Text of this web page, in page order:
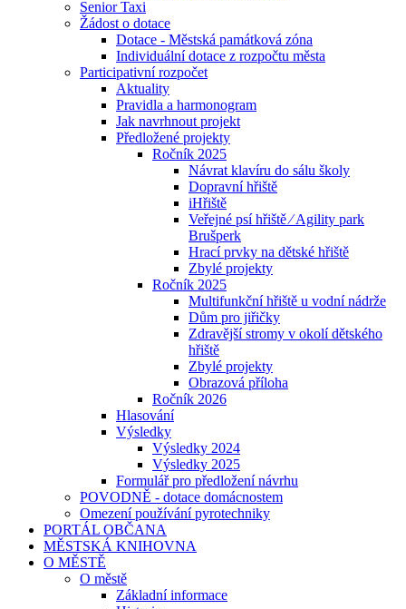
Senior Taxi
Žádost o dotace
Dotace - Městská památková zóna
Individuální dotace z rozpočtu města
Participativní rozpočet
Aktuality
Pravidla a harmonogram
Jak navrhnout projekt
Předložené projekty
Ročník 2025
Návrat klavíru do sálu školy
Dopravní hřiště
iHřiště
Veřejné psí hřiště ⁄ Agility park
Brušperk
Hrací prvky na dětské hřiště
Zbylé projekty
Ročník 2025
Multifunkční hřiště u vodní nádrže
Dům pro jiřičky
Zdravější stromy v okolí dětského
hřiště
Zbylé projekty
Obrazová příloha
Ročník 2026
Hlasování
Výsledky
Výsledky 2024
Výsledky 2025
Formulář pro předložení návrhu
POVODNĚ - dotace domácnostem
Omezení používání pyrotechniky
PORTÁL OBČANA
MĚSTSKÁ KNIHOVNA
O MĚSTĚ
O městě
Základní informace